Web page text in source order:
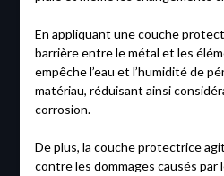
En appliquant une couche
barrière entre le métal et les
empêche l’eau et l’humidité de
matériau, réduisant ainsi
corrosion.
De plus, la couche protectrice
contre les dommages causés par